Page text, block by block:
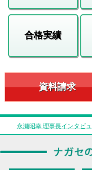
合格実績
資料請求
永瀬昭幸 理事長インタビ